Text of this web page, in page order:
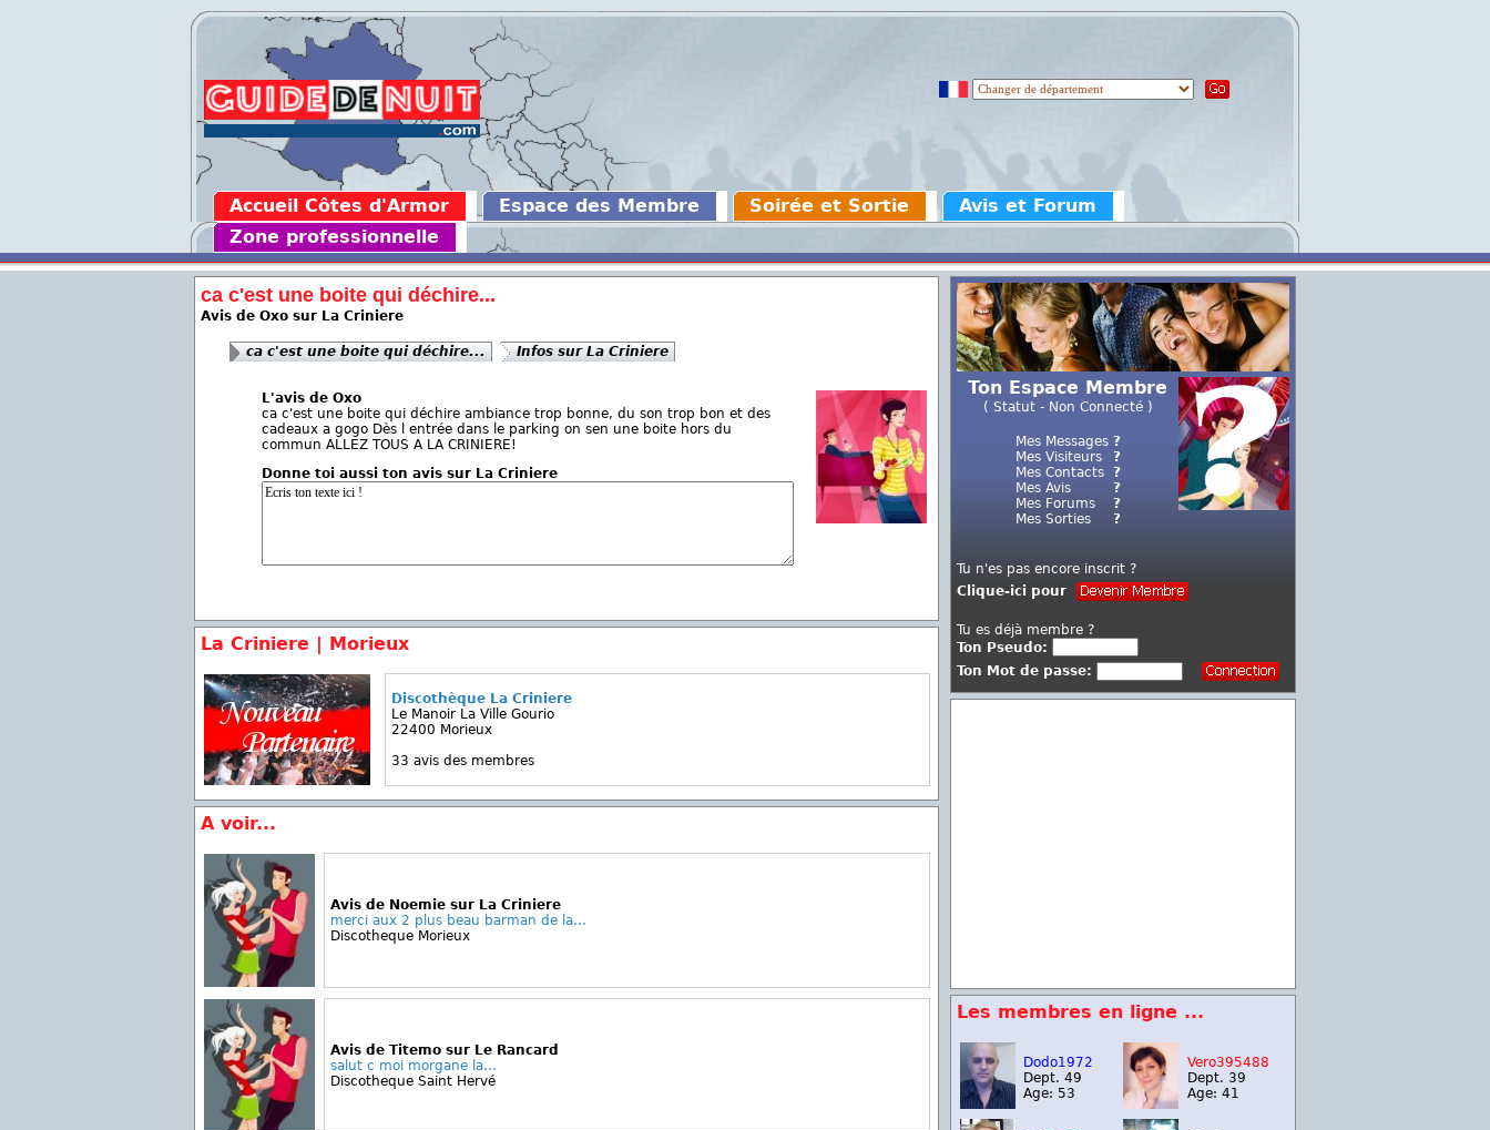
Accueil Côtes d'Armor Espace des Membre Soirée et Sortie
Avis et Forum
Zone professionnelle
ca c'est une boite qui déchire...
Avis de Oxo sur La Criniere
ca c'est une boite qui déchire... Infos sur La Criniere
L'avis de Oxo
ca c'est une boite qui déchire ambiance trop bonne, du son trop bon et des
cadeaux a gogo Dès l entrée dans le parking on sen une boite hors du
commun ALLEZ TOUS A LA CRINIERE!
Donne toi aussi ton avis sur La Criniere
La Criniere | Morieux
Discothèque La Criniere
Le Manoir La Ville Gourio
22400 Morieux
33 avis des membres
A voir...
Avis de Noemie sur La Criniere
merci aux 2 plus beau barman de la...
Discotheque Morieux
Avis de Titemo sur Le Rancard
salut c moi morgane la...
Discotheque Saint Hervé
Ton Espace Membre
( Statut - Non Connecté )
Mes Messages
Mes Visiteurs
Mes Contacts
Mes Avis
Mes Forums
Mes Sorties
?
?
?
?
?
?
Tu n'es pas encore inscrit ?
Clique-ici pour
Tu es déjà membre ?
Ton Pseudo:
Ton Mot de passe:
Les membres en ligne ...
Dodo1972
Dept. 49
Age: 53
Vero395488
Dept. 39
Age: 41